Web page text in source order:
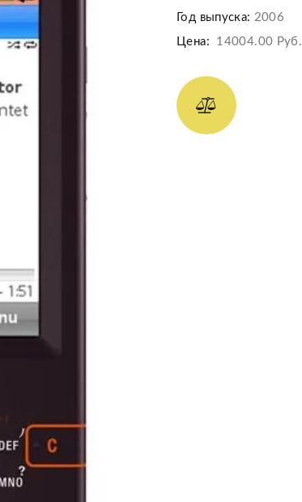
Год выпуска: 2006
Цена: 14004.00 Руб.